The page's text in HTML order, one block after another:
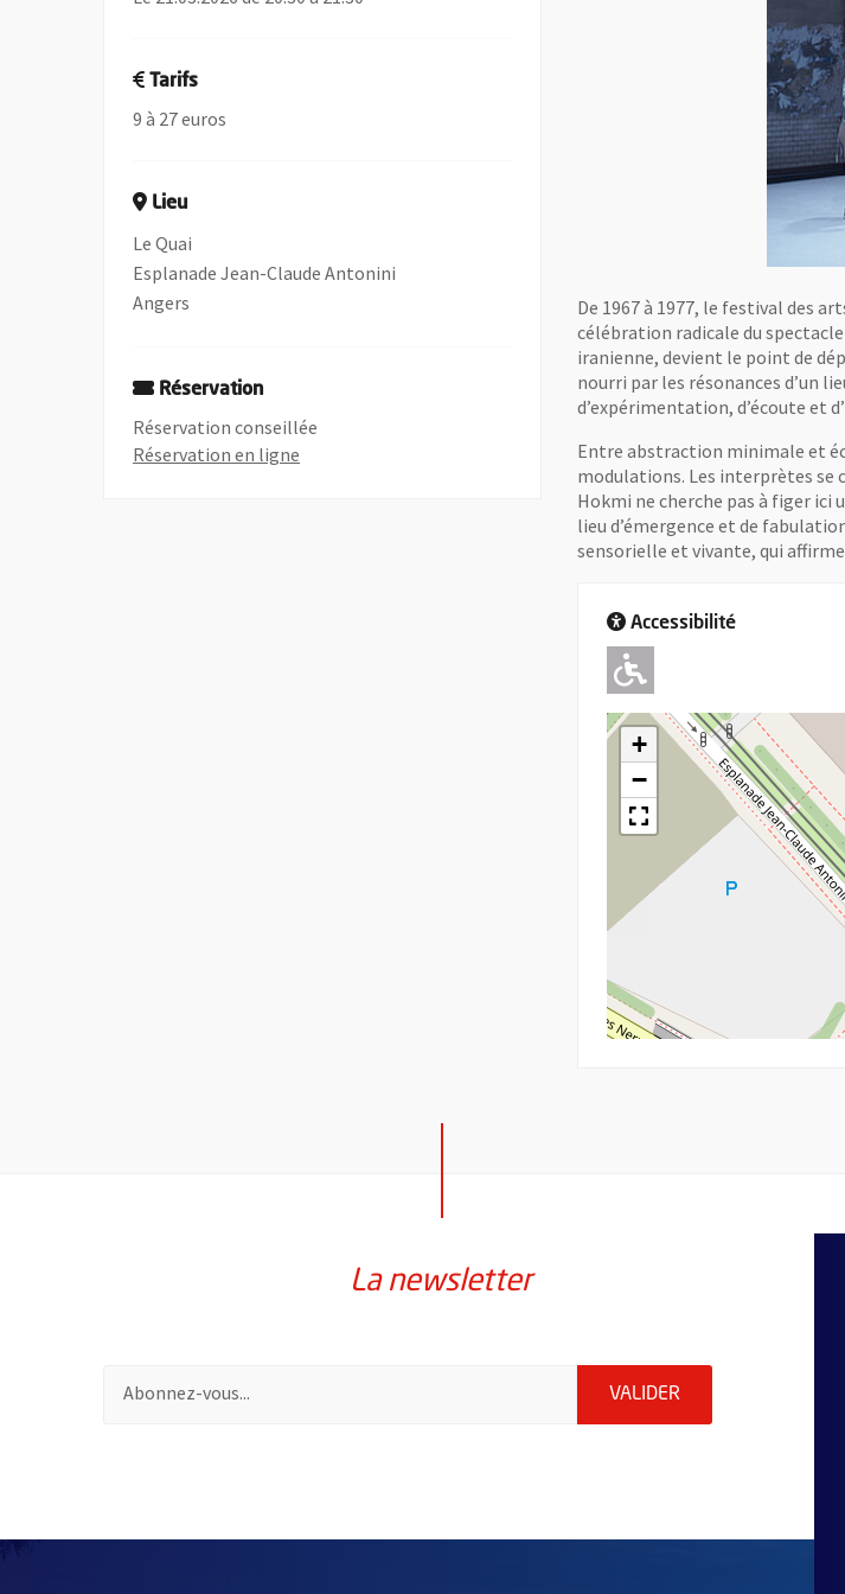
De 1967 à 1977, le festival des
célébration radicale du
iranienne, devient le point de
nourri par les résonances d’un
d’expérimentation, d’écoute et
Entre abstraction minimale et
modulations. Les interprètes se
Hokmi ne cherche pas à figer ici
lieu d’émergence et de
sensorielle et vivante, qui
Accessibilité
Adapté pour
+
−
Tarifs
9 à 27 euros
Lieu
Le Quai
Esplanade Jean-Claude Antonini
Angers
Réservation
Réservation conseillée
Réservation en ligne
La newsletter
Pour vous inscrire à la lettre d'information de la ville d'Angers, indiquez votre email
VALIDER ENVOYER MA